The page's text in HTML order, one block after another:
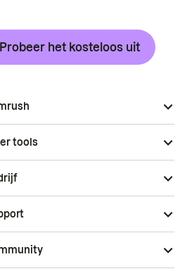
Probeer het kosteloos uit
tools